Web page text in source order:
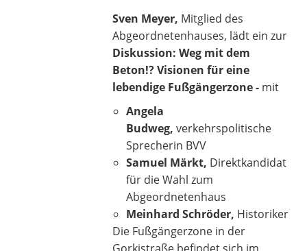
Sven Meyer, Mitglied des
Abgeordnetenhauses, lädt ein zur
Diskussion: Weg mit dem
Beton!? Visionen für eine
lebendige Fußgängerzone - mit
Angela
Budweg,verkehrspolitische
Sprecherin BVV
Samuel Märkt, Direktkandidat
für die Wahl zum
Abgeordnetenhaus
Meinhard Schröder, Historiker
Die Fußgängerzone in der